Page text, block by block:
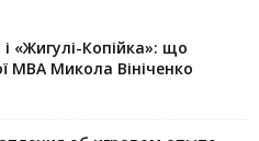
«Жигулі-Копійка»: що
МВА Микола Вініченко